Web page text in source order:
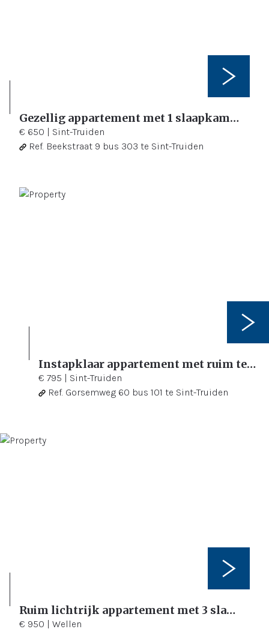
1 52 m² Gezellig appartement met 1 slaapkamer in het stadscentrum
€ 650 | Sint-Truiden
Ref. Beekstraat 9 bus 303 te Sint-Truiden
1 48,85 m² Instapklaar appartement met ruim terras in een moderne stijl
€ 795 | Sint-Truiden
Ref. Gorsemweg 60 bus 101 te Sint-Truiden
3 122 m² Ruim lichtrijk appartement met 3 slaapkamers en 2 terrassen
€ 950 | Wellen